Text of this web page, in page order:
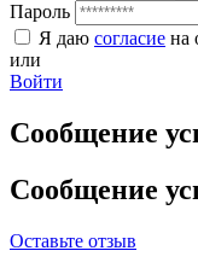
Пароль
Я даю согласие на
или
Войти
Сообщение
Сообщение
Оставьте отзыв